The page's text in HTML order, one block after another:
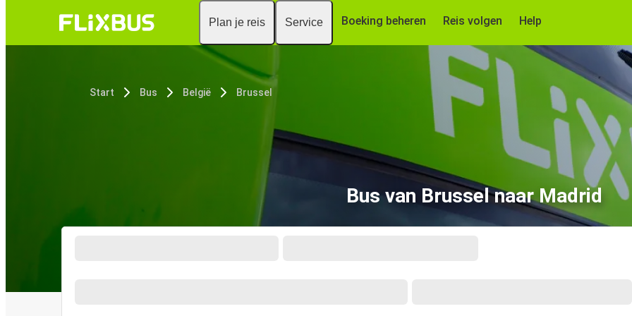
Plan je reis Service Boeking beheren Reis volgen Help
Start Bus België Brussel
Bus van Brussel naar Madrid